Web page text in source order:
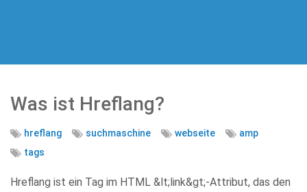
Was ist Hreflang?
hreflang suchmaschine webseite
amp
tags
Hreflang ist ein Tag im HTML &lt;link&gt;-Attribut, das den